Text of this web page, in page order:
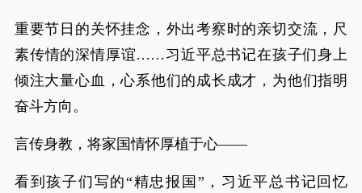
重要节日的关怀挂念，外出考察时的亲切交流，尺
素传情的深情厚谊……习近平总书记在孩子们身上
倾注大量心血，心系他们的成长成才，为他们指明
奋斗方向。
言传身教，将家国情怀厚植于心——
看到孩子们写的“精忠报国”，习近平总书记回忆